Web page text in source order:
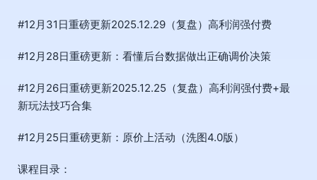
#12月31日重磅更新2025.12.29（复盘）高利润强付费
#12月28日重磅更新：看懂后台数据做出正确调价决策
#12月26日重磅更新2025.12.25（复盘）高利润强付费+最
新玩法技巧合集
#12月25日重磅更新：原价上活动（洗图4.0版）
课程目录：